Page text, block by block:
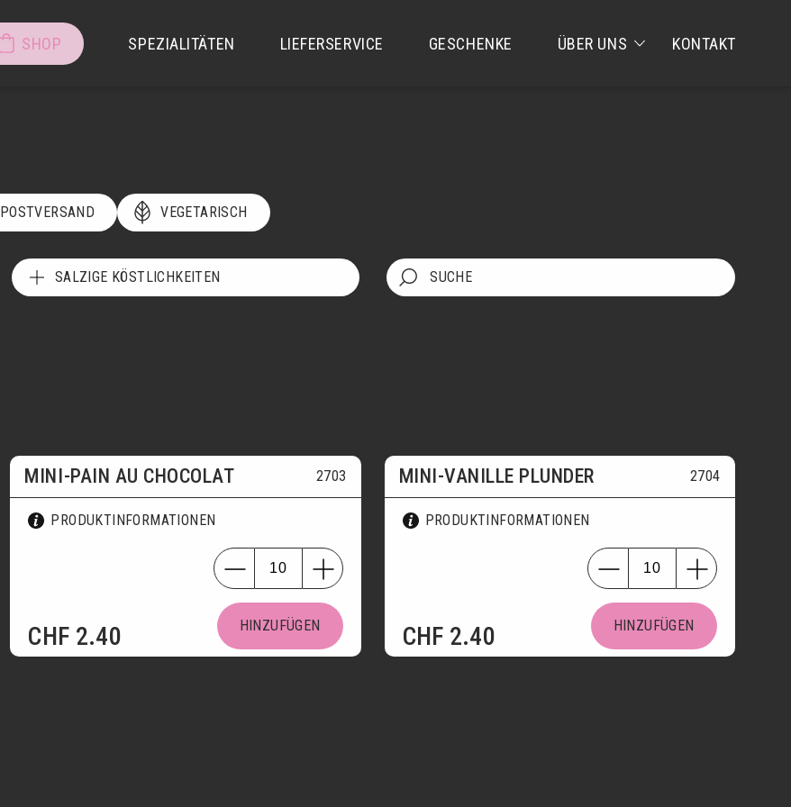
SHOP SPEZIALITÄTEN LIEFERSERVICE GESCHENKE ÜBER UNS KONTAKT
POSTVERSAND VEGETARISCH
SALZIGE KÖSTLICHKEITEN
MINI-PAIN AU CHOCOLAT 2703
PRODUKTINFORMATIONEN
CHF 2.40 HINZUFÜGEN
MINI-VANILLE PLUNDER 2704
PRODUKTINFORMATIONEN
CHF 2.40 HINZUFÜGEN